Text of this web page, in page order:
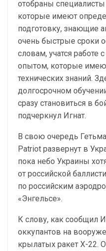
отобраны
которые имеют
подготовку, знающие
очень быстрые сроки
словам, учатся
опытом, которые
технических знаний.
долгосрочном
сразу становиться в
подчеркнул Игнат.
В свою очередь
Patriot развернут в
пока небо Украины
от российской
по российским
«Энгельсе».
К слову, как сообщил
оккупантов на
крылатых ракет Х-22.